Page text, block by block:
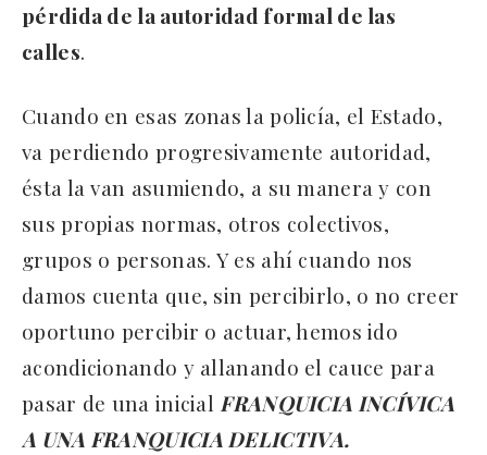
pérdida de la autoridad formal de las
calles.
Cuando en esas zonas la policía, el Estado,
va perdiendo progresivamente autoridad,
ésta la van asumiendo, a su manera y con
sus propias normas, otros colectivos,
grupos o personas. Y es ahí cuando nos
damos cuenta que, sin percibirlo, o no creer
oportuno percibir o actuar, hemos ido
acondicionando y allanando el cauce para
pasar de una inicialFRANQUICIA INCÍVICA
A UNA FRANQUICIA DELICTIVA.